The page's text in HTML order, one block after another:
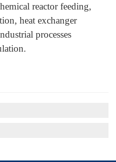
reactor feeding,
heat exchanger
processes